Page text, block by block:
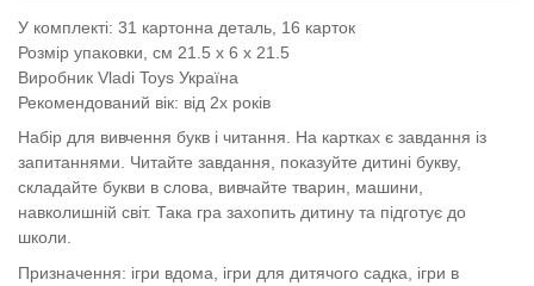
У комплекті: 31 картонна деталь, 16 карток
Розмір упаковки, см 21.5 x 6 x 21.5
Виробник Vladi Toys Україна
Рекомендований вік: від 2х років
Набір для вивчення букв і читання. На картках є завдання із
запитаннями. Читайте завдання, показуйте дитині букву,
складайте букви в слова, вивчайте тварин, машини,
навколишній світ. Така гра захопить дитину та підготує до
школи.
Призначення: ігри вдома, ігри для дитячого садка, ігри в